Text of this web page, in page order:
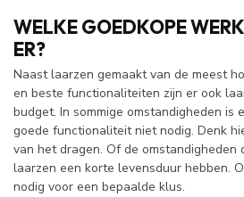
WELKE GOEDKOPE
ER?
Naast laarzen gemaakt van de meest
en beste functionaliteiten zijn er ook
budget. In sommige omstandigheden is
goede functionaliteit niet nodig. Denk
van het dragen. Of de omstandigheden
laarzen een korte levensduur hebben.
nodig voor een bepaalde klus.